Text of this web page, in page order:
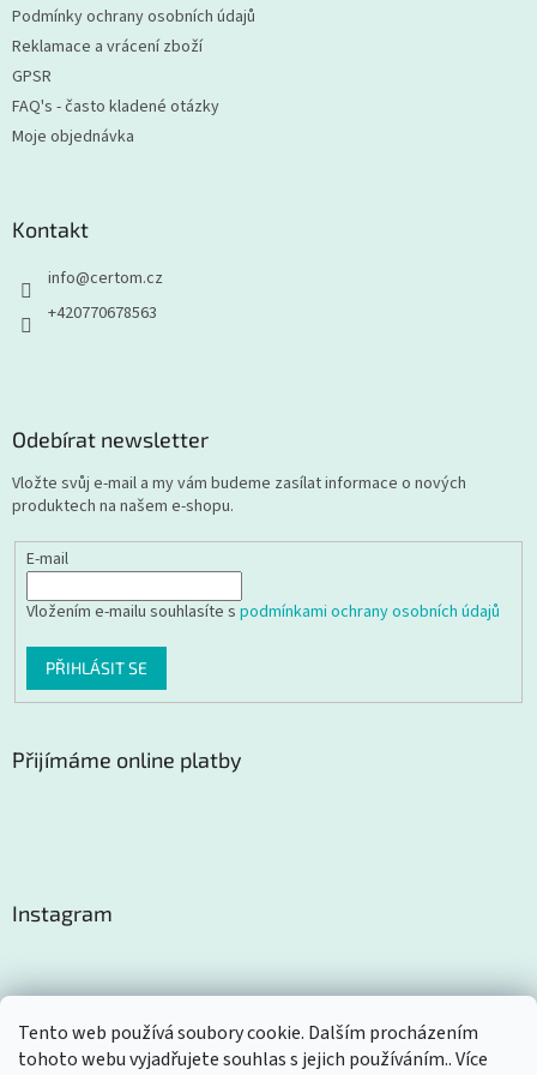
Tento web používá soubory cookie. Dalším procházením
tohoto webu vyjadřujete souhlas s jejich používáním.. Více
Podmínky ochrany osobních údajů
Reklamace a vrácení zboží
GPSR
FAQ's - často kladené otázky
Moje objednávka
Kontakt
info@certom.cz
+420770678563
Odebírat newsletter
Vložte svůj e-mail a my vám budeme zasílat informace o nových
produktech na našem e-shopu.
E-mail
Vložením e-mailu souhlasíte s podmínkami ochrany osobních údajů
PŘIHLÁSIT SE
Přijímáme online platby
Instagram